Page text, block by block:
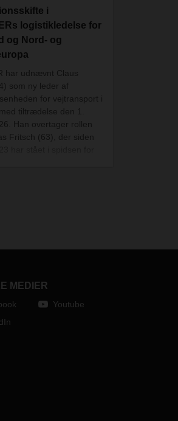
i
logistikledelse for
og Nord- og
har udnævnt Claus
som ny leder af
for vejtransport i
tiltrædelse den 1.
Han overtager rollen
Fritsch (63), der siden
(62), der har ledet
MEDIER
Youtube